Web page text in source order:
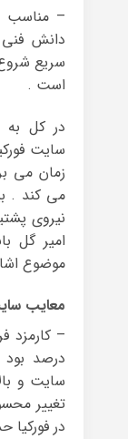
– مناسب
دانش
سریع
است .
در کل به
سایت
زمان می
می کند .
نیروی
امیر گل
موضوع
معایب
درصد
سایت و
تغییر
در فورکیا حداقل بین